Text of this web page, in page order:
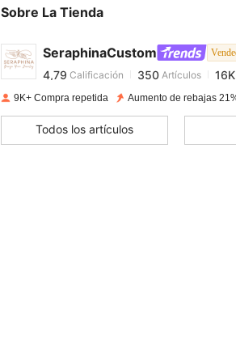
Sobre La Tienda
SeraphinaCustom
4,79
Calificación 350Artículos 16K
s***xpagadoHace 1 día
4,79 350 16K
9K+ Compra repetida Aumento de rebajas
Todos los artículos